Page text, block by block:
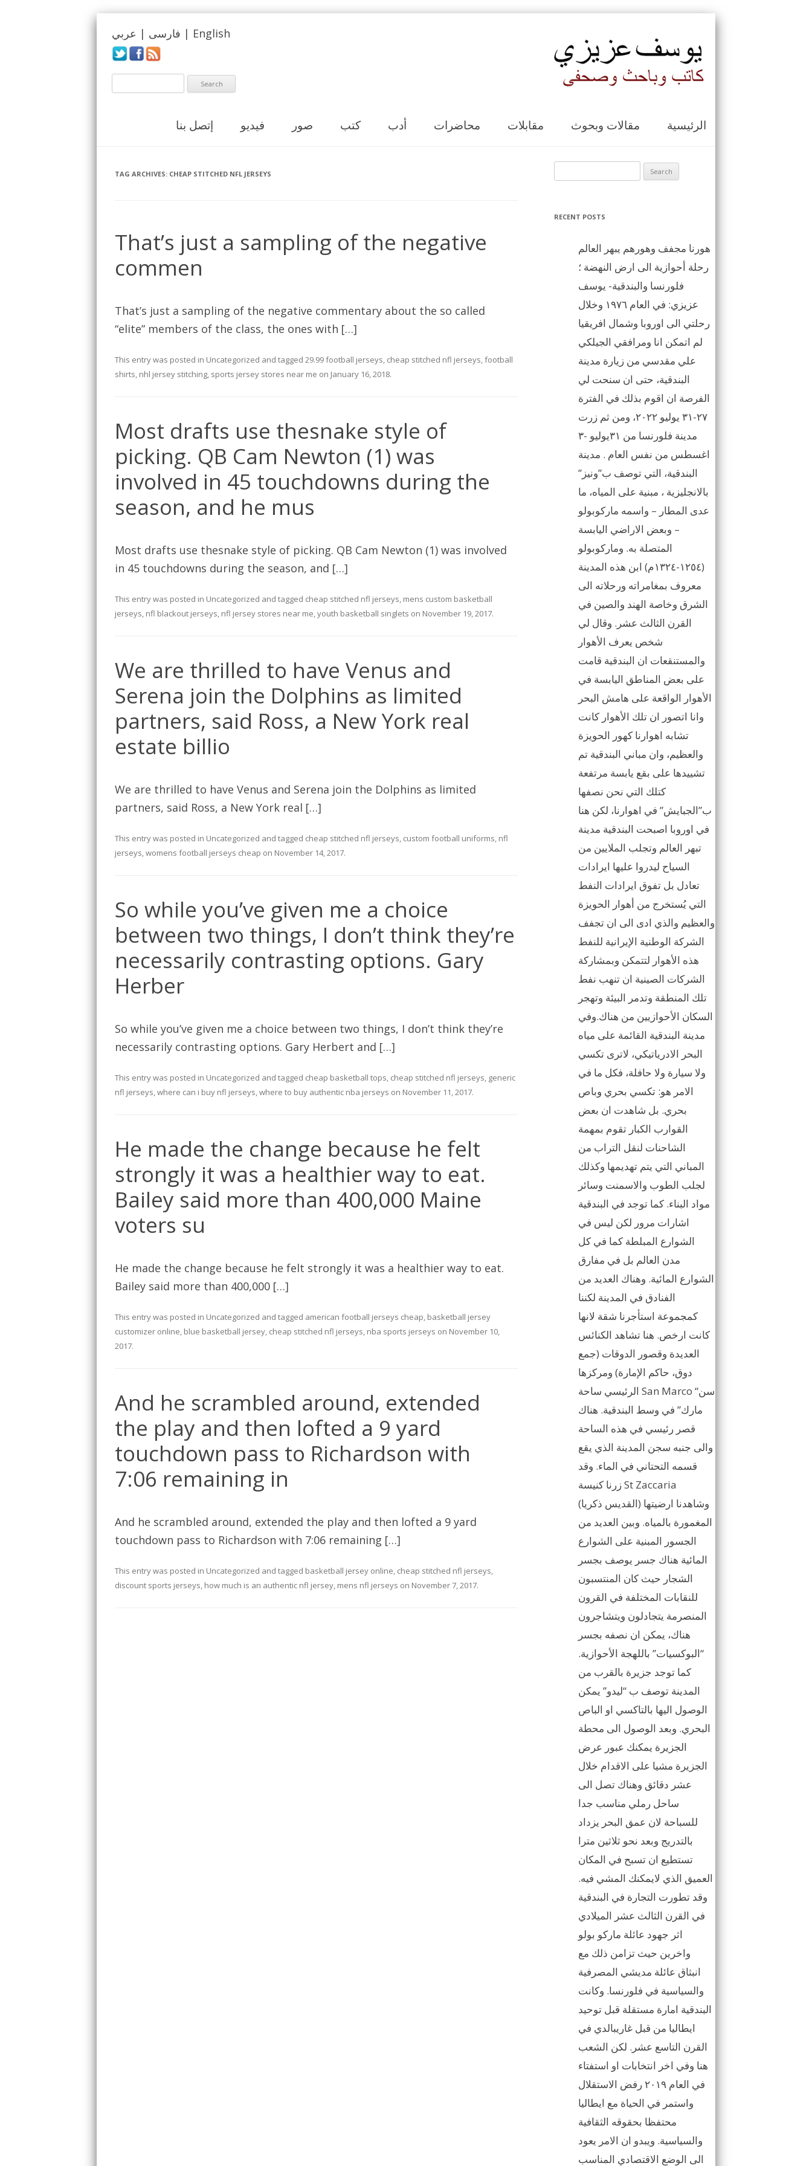
فارسی | عربي | English
إتصل بنا فيديو صور كتب أدب محاضرات مقابلات مقالات وبحوث الرئيسية
TAG ARCHIVES: CHEAP STITCHED NFL JERSEYS
That’s just a sampling of the negative
commen
That’s just a sampling of the negative commentary about the so called
“elite” members of the class, the ones with […]
This entry was posted in Uncategorized and tagged 29.99 football jerseys, cheap stitched nfl jerseys,football
shirts, nhl jersey stitching, sports jersey stores near me on January 16, 2018.
Most drafts use thesnake style of
picking. QB Cam Newton (1) was
involved in 45 touchdowns during the
season, and he mus
Most drafts use thesnake style of picking. QB Cam Newton (1) was involved
in 45 touchdowns during the season, and […]
This entry was posted in Uncategorized and tagged cheap stitched nfl jerseys, mens custom basketball
jerseys, nfl blackout jerseys, nfl jersey stores near me,youth basketball singlets on November 19, 2017.
We are thrilled to have Venus and
Serena join the Dolphins as limited
partners, said Ross, a New York real
estate billio
We are thrilled to have Venus and Serena join the Dolphins as limited
partners, said Ross, a New York real […]
This entry was posted in Uncategorized and tagged cheap stitched nfl jerseys, custom football uniforms, nfl
jerseys,womens football jerseys cheap on November 14, 2017.
So while you’ve given me a choice
between two things, I don’t think they’re
necessarily contrasting options. Gary
Herber
So while you’ve given me a choice between two things, I don’t think they’re
necessarily contrasting options. Gary Herbert and […]
This entry was posted in Uncategorized and tagged cheap basketball tops, cheap stitched nfl jerseys, generic
nfl jerseys,where can i buy nfl jerseys,where to buy authentic nba jerseys on November 11, 2017.
He made the change because he felt
strongly it was a healthier way to eat.
Bailey said more than 400,000 Maine
voters su
He made the change because he felt strongly it was a healthier way to eat.
Bailey said more than 400,000 […]
This entry was posted in Uncategorized and tagged american football jerseys cheap, basketball jersey
customizer online, blue basketball jersey, cheap stitched nfl jerseys, nba sports jerseys on November 10,
2017.
And he scrambled around, extended
the play and then lofted a 9 yard
touchdown pass to Richardson with
7:06 remaining in
And he scrambled around, extended the play and then lofted a 9 yard
touchdown pass to Richardson with 7:06 remaining […]
This entry was posted in Uncategorized and tagged basketball jersey online, cheap stitched nfl jerseys,
discount sports jerseys, how much is an authentic nfl jersey, mens nfl jerseys on November 7, 2017.
RECENT POSTS
هورنا مجفف وهورهم يبهر العالم
رحلة أحوازية الى ارض النهضة ؛
فلورنسا والبندقية- يوسف
عزيزي: في العام ١٩٧٦ وخلال
رحلتي الى اوروبا وشمال افريقيا
لم اتمكن انا ومرافقي الجيلكي
علي مقدسي من زيارة مدينة
البندقية، حتى ان سنحت لي
الفرصة ان اقوم بذلك في الفترة
٢٧-٣١ يوليو ٢٠٢٢، ومن ثم زرت
مدينة فلورنسا من ٣١يوليو -٣
اغسطس من نفس العام . مدينة
البندقية، التي توصف ب”ونيز”
بالانجليزية ، مبنية على المياه، ما
عدى المطار – واسمه ماركوبولو
– وبعض الاراضي اليابسة
المتصلة به. وماركوبولو
(١٢٥٤-١٣٢٤م) ابن هذه المدينة
معروف بمغامراته ورحلاته الى
الشرق وخاصة الهند والصين في
القرن الثالث عشر. وقال لي
شخص يعرف الأهوار
والمستنقعات ان البندقية قامت
على بعض المناطق اليابسة في
الأهوار الواقعة على هامش البحر
وانا اتصور ان تلك الأهوار كانت
تشابه اهوارنا كهور الحويزة
والعظيم، وان مباني البندقية تم
تشييدها على بقع يابسة مرتفعة
كتلك التي نحن نصفها
ب”الجبايش” في اهوارنا، لكن هنا
في اوروبا اصبحت البندقية مدينة
تبهر العالم وتجلب الملايين من
السياح ليدروا عليها ايرادات
تعادل بل تفوق ايرادات النفط
التي يُستخرج من أهوار الحويزة
والعظيم والذي ادى الى ان تجفف
الشركة الوطنية الإيرانية للنفط
هذه الأهوار لتتمكن وبمشاركة
الشركات الصينية ان تنهب نفط
تلك المنطقة وتدمر البيئة وتهجر
السكان الأحوازيين من هناك.وفي
مدينة البندقية القائمة على مياه
البحر الادرياتيكي، لاترى تكسي
ولا سيارة ولا حافلة، فكل ما في
الامر هو: تكسي بحري وباص
بحري. بل شاهدت ان بعض
القوارب الكبار تقوم بمهمة
الشاحنات لنقل التراب من
المباني التي يتم تهديمها وكذلك
لجلب الطوب والاسمنت وسائر
مواد البناء. كما توجد في البندقية
اشارات مرور لكن ليس في
الشوارع المبلطة كما في كل
مدن العالم بل في مفارق
الشوارع المائية. وهناك العديد من
الفنادق في المدينة لكننا
كمجموعة استأجرنا شقة لانها
كانت ارخص. هنا تشاهد الكنائس
العديدة وقصور الدوقات (جمع
دوق، حاكم الإمارة) ومركزها
الرئيسي ساحة San Marco “سن
مارك” في وسط البندقية. هناك
قصر رئيسي في هذه الساحة
والى جنبه سجن المدينة الذي يقع
قسمه التحتاني في الماء. وقد
زرنا كنيسة St Zaccaria
(القديس ذكريا) وشاهدنا ارضيتها
المغمورة بالمياه. وبين العديد من
الجسور المبنية على الشوارع
المائية هناك جسر يوصف بجسر
الشجار حيث كان المنتسبون
للنقابات المختلفة في القرون
المنصرمة يتجادلون ويتشاجرون
هناك، يمكن ان نصفه بجسر
“البوكسيات” باللهجة الأحوازية.
كما توجد جزيرة بالقرب من
المدينة توصف ب “ليدو” يمكن
الوصول اليها بالتاكسي او الباص
البحري. وبعد الوصول الى محطة
الجزيرة يمكنك عبور عرض
الجزيرة مشيا على الاقدام خلال
عشر دقائق وهناك تصل الى
ساحل رملي مناسب جدا
للسباحة لان عمق البحر يزداد
بالتدريج وبعد نحو ثلاثين مترا
تستطيع ان تسبح في المكان
العميق الذي لايمكنك المشي فيه.
وقد تطورت التجارة في البندقية
في القرن الثالث عشر الميلادي
اثر جهود عائلة ماركو بولو
واخرين حيث تزامن ذلك مع
انبثاق عائلة مديشي المصرفية
والسياسية في فلورنسا. وكانت
البندقية امارة مستقلة قبل توحيد
ايطاليا من قبل غاريبالدي في
القرن التاسع عشر. لكن الشعب
هنا وفي اخر انتخابات او استفتاء
في العام ٢٠١٩ رفض الاستقلال
واستمر في الحياة مع ايطاليا
محتفظا بحقوقه الثقافية
والسياسية. ويبدو ان الامر يعود
الى الوضع الاقتصادي المناسب